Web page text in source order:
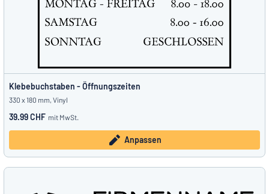
Klebebuchstaben - Öffnungszeiten
330 x 180 mm, Vinyl
39.99 CHF mit MwSt.
Anpassen